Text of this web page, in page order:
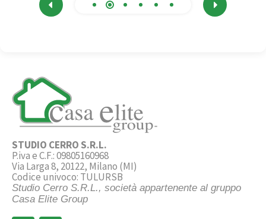
STUDIO CERRO S.R.L.
P.iva e C.F.: 09805160968
Via Larga 8, 20122, Milano (MI)
Codice univoco: TULURSB
Studio Cerro S.R.L., società appartenente al gruppo
Casa Elite Group